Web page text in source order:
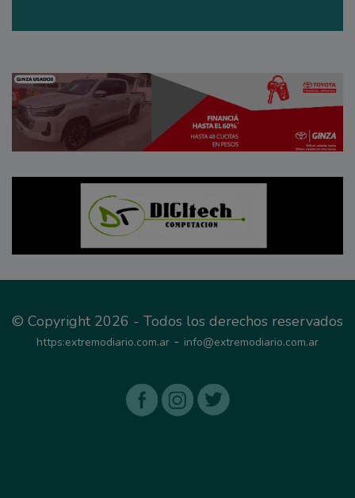
© Copyright 2026 - Todos los derechos reservados
https:extremodiario.com.ar - info@extremodiario.com.ar